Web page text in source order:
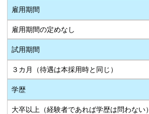
雇用期間
雇用期間の定めなし
試用期間
３カ月（待遇は本採用時と同じ）
学歴
大卒以上（経験者であれば学歴は問わない）